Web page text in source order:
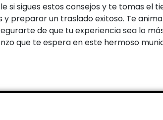
si sigues estos consejos y te tomas el
preparar un traslado exitoso. Te
de que tu experiencia sea lo
que te espera en este hermoso